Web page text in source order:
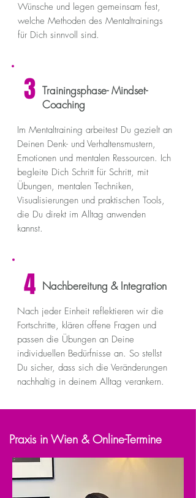
Wünsche und legen gemeinsam fest,
welche Methoden des Mentaltrainings
für Dich sinnvoll sind.
3 Trainingsphase- Mindset-
Coaching
Im Mentaltraining arbeitest Du gezielt an
Deinen Denk- und Verhaltensmustern,
Emotionen und mentalen Ressourcen. Ich
begleite Dich Schritt für Schritt, mit
Übungen, mentalen Techniken,
Visualisierungen und praktischen Tools,
die Du direkt im Alltag anwenden
kannst.
4 Nachbereitung & Integration
Nach jeder Einheit reflektieren wir die
Fortschritte, klären offene Fragen und
passen die Übungen an Deine
individuellen Bedürfnisse an. So stellst
Du sicher, dass sich die Veränderungen
nachhaltig in deinem Alltag verankern.
Praxis in Wien & Online-Termine